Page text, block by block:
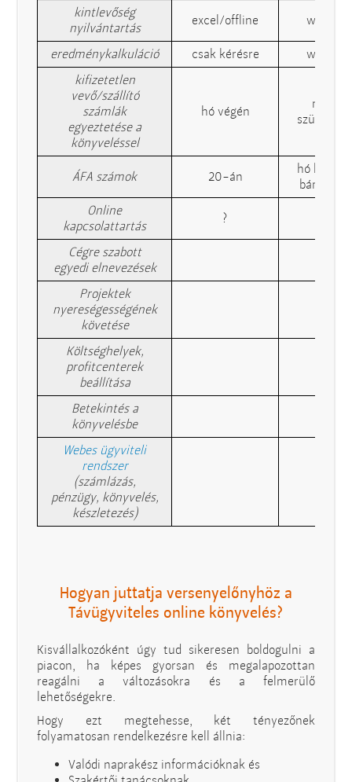
kintlevőség
nyilvántartás
excel/offline weben
eredménykalkuláció csak kérésre
weben
kifizetetlen
vevő/szállító
számlák
egyeztetése a
könyveléssel
hó végén
nem
szükséges
ÁFA számok 20-án
hó közben
bármikor
Online
kapcsolattartás
?
Cégre szabott
egyedi elnevezések
Projektek
nyereségességének
követése
Költséghelyek,
profitcenterek
beállítása
Betekintés a
könyvelésbe
Webes ügyviteli
rendszer
(számlázás,
pénzügy, könyvelés,
készletezés)
Hogyan juttatja versenyelőnyhöz a
Távügyviteles online könyvelés?
Kisvállalkozóként úgy tud sikeresen boldogulni a
piacon, ha képes gyorsan és megalapozottan
reagálni a változásokra és a felmerülő
lehetőségekre.
Hogy ezt megtehesse, két tényezőnek
folyamatosan rendelkezésre kell állnia:
Valódi naprakész információknak és